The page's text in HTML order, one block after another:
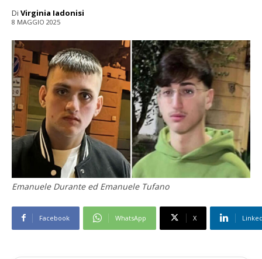
Di Virginia Iadonisi
8 MAGGIO 2025
Emanuele Durante ed Emanuele Tufano
Facebook WhatsApp X